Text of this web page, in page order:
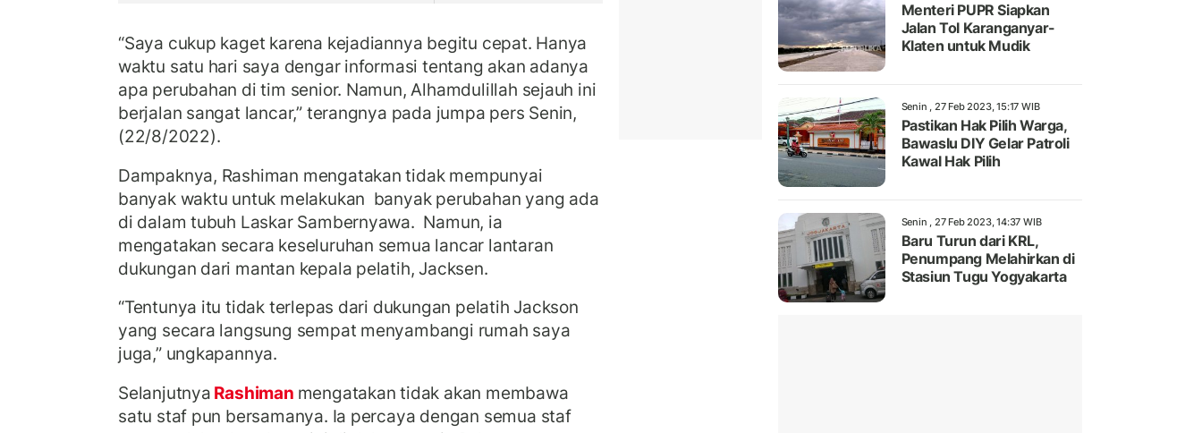
“Saya cukup kaget karena kejadiannya begitu cepat. Hanya
waktu satu hari saya dengar informasi tentang akan adanya
apa perubahan di tim senior. Namun, Alhamdulillah sejauh ini
berjalan sangat lancar,” terangnya pada jumpa pers Senin,
(22/8/2022).
Dampaknya, Rashiman mengatakan tidak mempunyai
banyak waktu untuk melakukan banyak perubahan yang ada
di dalam tubuh Laskar Sambernyawa. Namun, ia
mengatakan secara keseluruhan semua lancar lantaran
dukungan dari mantan kepala pelatih, Jacksen.
“Tentunya itu tidak terlepas dari dukungan pelatih Jackson
yang secara langsung sempat menyambangi rumah saya
juga,” ungkapannya.
Selanjutnya Rashiman mengatakan tidak akan membawa
satu staf pun bersamanya. Ia percaya dengan semua staf
Menteri PUPR Siapkan
Jalan Tol Karanganyar-
Klaten untuk Mudik
Senin , 27 Feb 2023, 15:17 WIB
Pastikan Hak Pilih Warga,
Bawaslu DIY Gelar Patroli
Kawal Hak Pilih
Senin , 27 Feb 2023, 14:37 WIB
Baru Turun dari KRL,
Penumpang Melahirkan di
Stasiun Tugu Yogyakarta